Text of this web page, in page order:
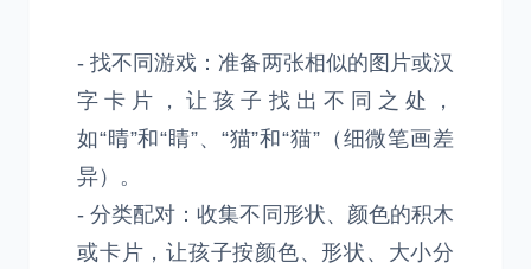
- 找不同游戏：准备两张相似的图片或汉
字卡片，让孩子找出不同之处，
如“晴”和“睛”、“猫”和“猫”（细微笔画差
异）。
- 分类配对：收集不同形状、颜色的积木
或卡片，让孩子按颜色、形状、大小分